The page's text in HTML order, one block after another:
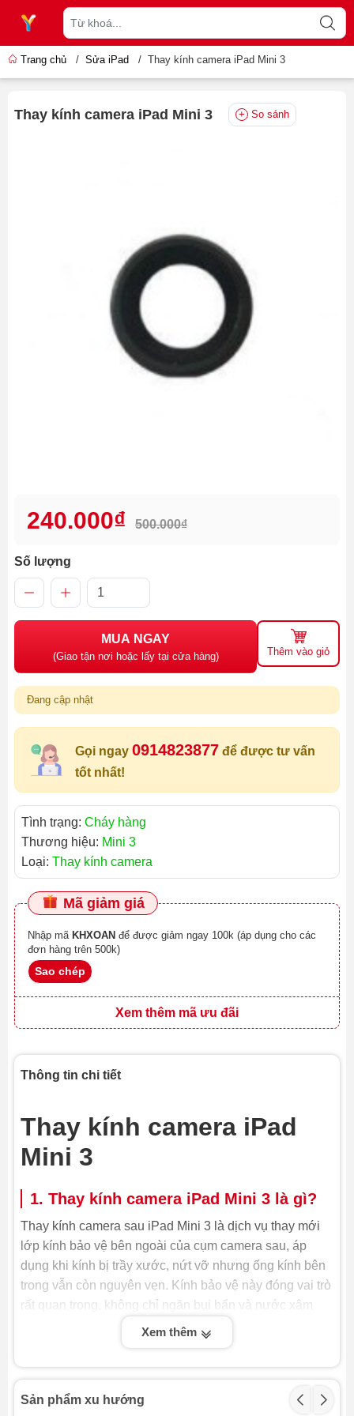
Trang chủ / Sửa iPad / Thay kính camera iPad Mini 3
Thay kính camera iPad Mini 3 So sánh
240.000₫ 500.000₫
Số lượng
MUA NGAY
(Giao tận nơi hoặc lấy tại cửa hàng) Thêm vào giỏ
Đang cập nhật
Gọi ngay 0914823877 để được tư vấn
tốt nhất!
Tình trạng: Cháy hàng
Thương hiệu: Mini 3
Loại: Thay kính camera
Mã giảm giá
Nhập mã KHXOAN
đơn hàng trên 500k)
Sao chép
Xem thêm mã ưu đãi
Thông tin chi tiết
Thay kính camera iPad
Mini 3
1. Thay kính camera iPad Mini 3 là gì?
Thay kính camera sau iPad Mini 3 là dịch vụ thay mới
lớp kính bảo vệ bên ngoài của cụm camera sau, áp
dụng khi kính bị trầy xước, nứt vỡ nhưng ống kính bên
trong vẫn còn nguyên vẹn. Kính bảo vệ này đóng vai trò
rất quan trọng, không chỉ ngăn bụi bẩn và nước xâm
nhập mà còn đảm bảo chất lượng hình ảnh luôn sắc
nét. Do đó, khi kính camera bị hỏng, việc thay kính
camera iPad là cần thiết để bảo vệ cụm camera và duy
trì chất lượng ảnh chụp.
Xem thêm
Sản phẩm xu hướng